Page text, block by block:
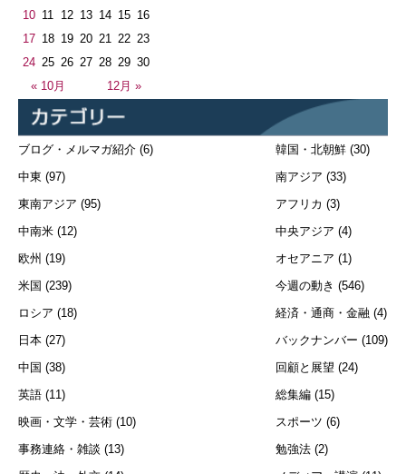
« 10月 12月 »
10 11 12 13 14 15 16
17 18 19 20 21 22 23
24 25 26 27 28 29 30
ブログ・メルマガ紹介 (6)
中東 (97)
東南アジア (95)
中南米 (12)
欧州 (19)
米国 (239)
ロシア (18)
日本 (27)
中国 (38)
英語 (11)
映画・文学・芸術 (10)
事務連絡・雑談 (13)
韓国・北朝鮮 (30)
南アジア (33)
アフリカ (3)
中央アジア (4)
オセアニア (1)
今週の動き (546)
経済・通商・金融 (4)
バックナンバー (109)
回顧と展望 (24)
総集編 (15)
スポーツ (6)
勉強法 (2)